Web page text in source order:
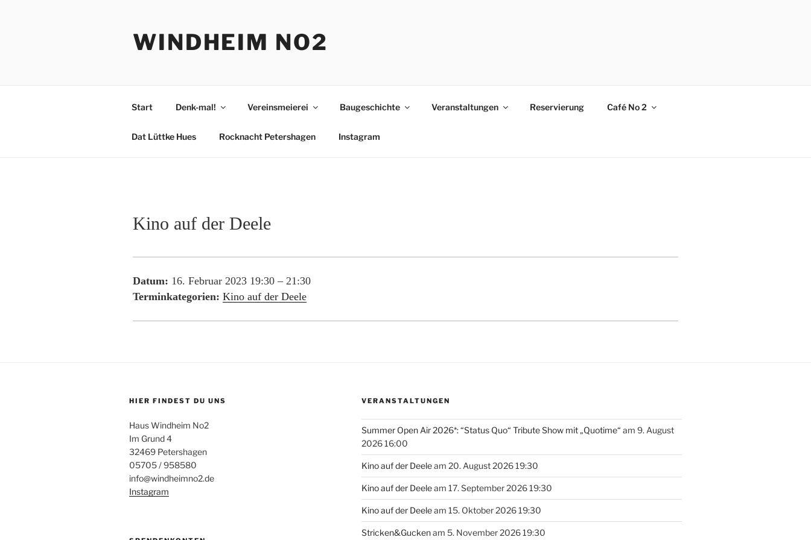
WINDHEIM NO2
Start Denk-mal! Vereinsmeierei Baugeschichte Veranstaltungen Reservierung Café No 2
Dat Lüttke Hues Rocknacht Petershagen Instagram
Kino auf der Deele
Datum: 16. Februar 2023 19:30 – 21:30
Terminkategorien: Kino auf der Deele
HIER FINDEST DU UNS
Haus Windheim No2
Im Grund 4
32469 Petershagen
05705 / 958580
info@windheimno2.de
Instagram
VERANSTALTUNGEN
Summer Open Air 2026*: “Status Quo“ Tribute Show mit „Quotime“ am 9. August
2026 16:00
Kino auf der Deeleam 20. August 2026 19:30
Kino auf der Deeleam 17. September 2026 19:30
Kino auf der Deeleam 15. Oktober 2026 19:30
Stricken&Guckenam 5. November 2026 19:30